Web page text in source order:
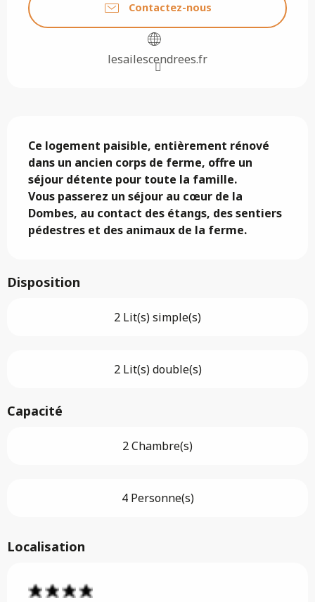
Contactez-nous
lesailescendrees.fr
Ce logement paisible, entièrement rénové
dans un ancien corps de ferme, offre un
séjour détente pour toute la famille.
Vous passerez un séjour au cœur de la
Dombes, au contact des étangs, des sentiers
pédestres et des animaux de la ferme.
Disposition
2 Lit(s) simple(s)
2 Lit(s) double(s)
Capacité
2 Chambre(s)
4 Personne(s)
Localisation